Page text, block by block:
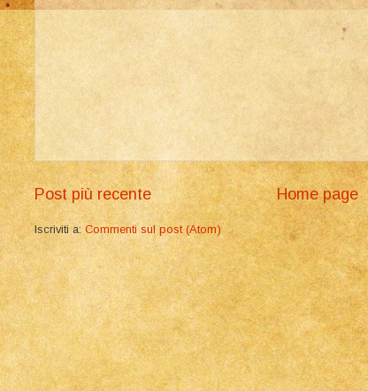
Post più recente Home page
Iscriviti a: Commenti sul post (Atom)